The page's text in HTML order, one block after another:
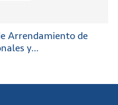
Arrendamiento de
y...